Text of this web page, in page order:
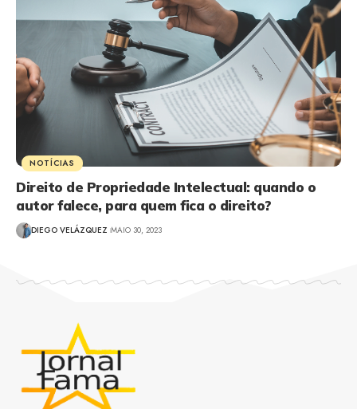
NOTÍCIAS
Direito de Propriedade Intelectual: quando o
autor falece, para quem fica o direito?
DIEGO VELÁZQUEZ MAIO 30, 2023